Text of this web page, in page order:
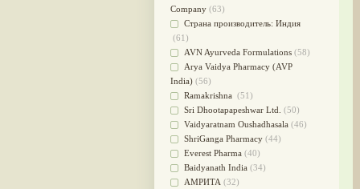
Лечит опухоли и отеки
Для медитации(44)
выводит токсины
Для здоровья печени(41)
Для тела(39)
для очищения крови
При диабете (38)
Антиоксидант(37)
Для Капха(Кафа) доши(37)
От паразитов(37)
При расстройстве желудка
Успокоительное(36)
Для глаз(34)
Company (63)
Страна производитель: Индия
(61)
AVN Ayurveda Formulations (58)
Arya Vaidya Pharmacy (AVP
India) (56)
Ramakrishna (51)
Sri Dhootapapeshwar Ltd. (50)
Vaidyaratnam Oushadhasala (46)
ShriGanga Pharmacy (44)
Everest Pharma (40)
Baidyanath India (34)
АМРИТА (32)